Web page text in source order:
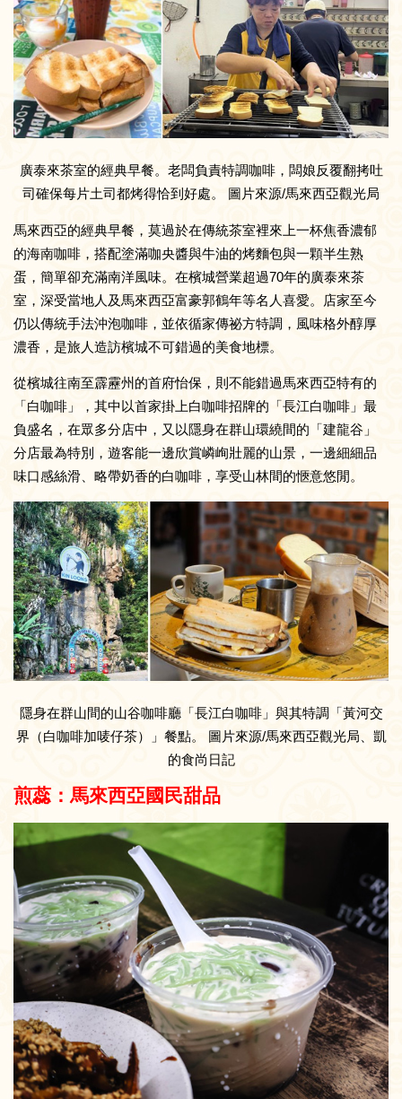
廣泰來茶室的經典早餐。老闆負責特調咖啡，闆娘反覆翻拷吐
司確保每片土司都烤得恰到好處。 圖片來源/馬來西亞觀光局
馬來西亞的經典早餐，莫過於在傳統茶室裡來上一杯焦香濃郁
的海南咖啡，搭配塗滿咖央醬與牛油的烤麵包與一顆半生熟
蛋，簡單卻充滿南洋風味。在檳城營業超過70年的廣泰來茶
室，深受當地人及馬來西亞富豪郭鶴年等名人喜愛。店家至今
仍以傳統手法沖泡咖啡，並依循家傳祕方特調，風味格外醇厚
濃香，是旅人造訪檳城不可錯過的美食地標。
從檳城往南至霹靂州的首府怡保，則不能錯過馬來西亞特有的
「白咖啡」，其中以首家掛上白咖啡招牌的「長江白咖啡」最
負盛名，在眾多分店中，又以隱身在群山環繞間的「建龍谷」
分店最為特別，遊客能一邊欣賞嶙峋壯麗的山景，一邊細細品
味口感絲滑、略帶奶香的白咖啡，享受山林間的愜意悠閒。
隱身在群山間的山谷咖啡廳「長江白咖啡」與其特調「黃河交
界（白咖啡加唛仔茶）」餐點。 圖片來源/馬來西亞觀光局、凱
的食尚日記
煎蕊：馬來西亞國民甜品